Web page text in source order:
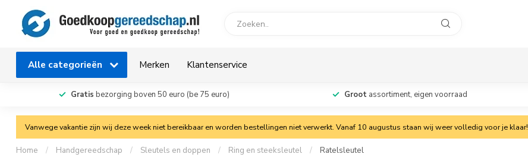
Alle categorieën Merken Klantenservice
Gratis bezorging boven 50 euro (be 75 euro) Grootassortiment, eigen voorraad
Vanwege vakantie zijn wij deze week niet bereikbaar en worden bestellingen niet verwerkt. Vanaf 10 augustus staan wij weer volledig voor je klaar!
Home / Handgereedschap / Sleutels en doppen / Ring en steeksleutel / Ratelsleutel